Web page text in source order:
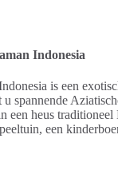
Indonesia
is een
u spannende
een heus
een